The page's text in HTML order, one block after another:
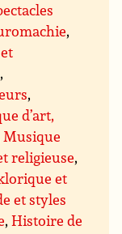
,
,
,
d’art,
Musique
religieuse,
et
et styles
,Histoire de